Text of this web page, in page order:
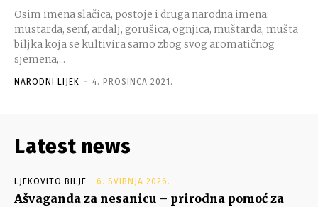
Osim imena slačica, postoje i druga narodna imena:
mustarda, senf, ardalj, gorušica, ognjica, muštarda, mušta
biljka koja se kultivira samo zbog svog aromatičnog
sjemena,...
NARODNI LIJEK - 4. PROSINCA 2021.
Latest news
LJEKOVITO BILJE 6. SVIBNJA 2026.
Ašvaganda za nesanicu – prirodna pomoć za